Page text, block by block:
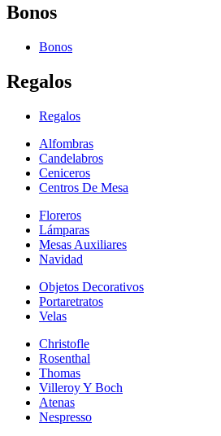
Bonos
Bonos
Regalos
Regalos
Alfombras
Candelabros
Ceniceros
Centros De Mesa
Floreros
Lámparas
Mesas Auxiliares
Navidad
Objetos Decorativos
Portaretratos
Velas
Christofle
Rosenthal
Thomas
Villeroy Y Boch
Atenas
Nespresso